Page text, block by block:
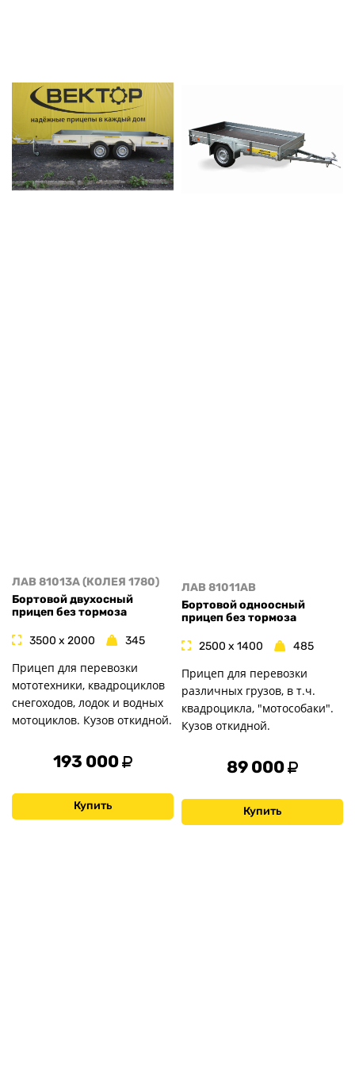
ЛАВ 81013A (КОЛЕЯ 1780)
Бортовой двухосный
прицеп без тормоза
3500 x 2000 345
Прицеп для перевозки
мототехники, квадроциклов
снегоходов, лодок и водных
мотоциклов. Кузов откидной.
193 000
Купить
ЛАВ 81011AB
Бортовой одноосный
прицеп без тормоза
2500 x 1400 485
Прицеп для перевозки
различных грузов, в т.ч.
квадроцикла, "мотособаки".
Кузов откидной.
89 000
Купить